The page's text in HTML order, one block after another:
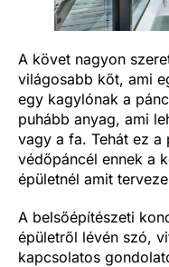
A követ nagyon
világosabb kőt, ami
egy kagylónak a
puhább anyag, ami
vagy a fa. Tehát ez a
védőpáncél ennek a
épületnél amit
A belsőépítészeti
épületről lévén szó,
kapcsolatos